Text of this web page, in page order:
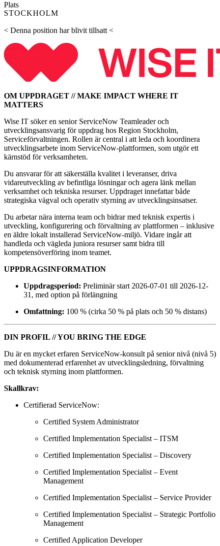
Plats
STOCKHOLM
< Denna position har blivit tillsatt <
OM UPPDRAGET // MAKE IMPACT WHERE IT
MATTERS
Wise IT söker en senior ServiceNow Teamleader och
utvecklingsansvarig för uppdrag hos Region Stockholm,
Serviceförvaltningen. Rollen är central i att leda och koordinera
utvecklingsarbete inom ServiceNow‑plattformen, som utgör ett
kärnstöd för verksamheten.
Du ansvarar för att säkerställa kvalitet i leveranser, driva
vidareutveckling av befintliga lösningar och agera länk mellan
verksamhet och tekniska resurser. Uppdraget innefattar både
strategiska vägval och operativ styrning av utvecklingsinsatser.
Du arbetar nära interna team och bidrar med teknisk expertis i
utveckling, konfigurering och förvaltning av plattformen – inklusive
en äldre lokalt installerad ServiceNow‑miljö. Vidare ingår att
handleda och vägleda juniora resurser samt bidra till
kompetensöverföring inom teamet.
UPPDRAGSINFORMATION
Uppdragsperiod: Preliminär start 2026-07-01 till 2026-12-
31, med option på förlängning
Omfattning: 100 % (cirka 50 % på plats och 50 % distans)
DIN PROFIL // YOU BRING THE EDGE
Du är en mycket erfaren ServiceNow‑konsult på senior nivå (nivå 5)
med dokumenterad erfarenhet av utvecklingsledning, förvaltning
och teknisk styrning inom plattformen.
Skallkrav:
Certifierad ServiceNow:
Certified System Administrator
Certified Implementation Specialist – ITSM
Certified Implementation Specialist – Discovery
Certified Implementation Specialist – Event
Management
Certified Implementation Specialist – Service Provider
Certified Implementation Specialist – Strategic Portfolio
Management
Certified Application Developer